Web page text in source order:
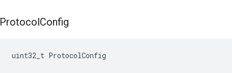
ProtocolConfig
uint32_t ProtocolConfig